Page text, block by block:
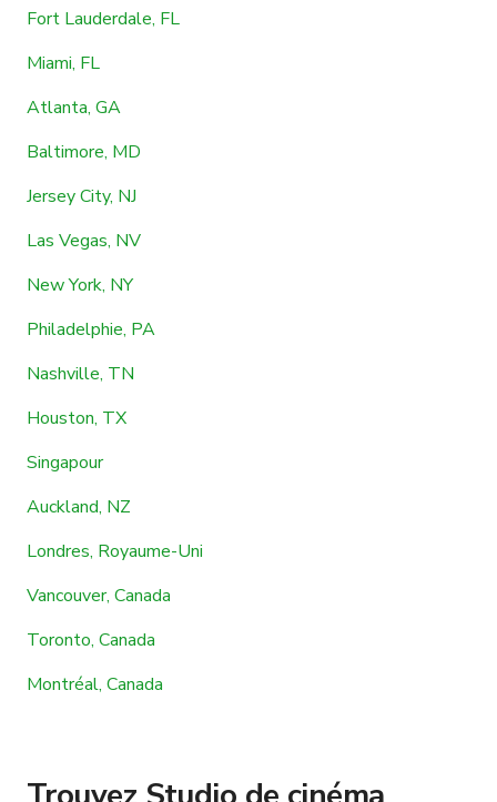
Fort Lauderdale, FL
Miami, FL
Atlanta, GA
Baltimore, MD
Jersey City, NJ
Las Vegas, NV
New York, NY
Philadelphie, PA
Nashville, TN
Houston, TX
Singapour
Auckland, NZ
Londres, Royaume-Uni
Vancouver, Canada
Toronto, Canada
Montréal, Canada